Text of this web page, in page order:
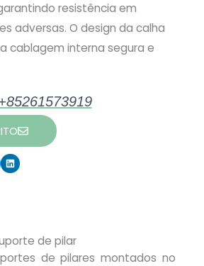
resistência em
adversas. O design da calha
cablagem interna segura e
de pilar
de pilares montados no